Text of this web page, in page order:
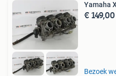
Yamaha
€ 149,00
Bezoek